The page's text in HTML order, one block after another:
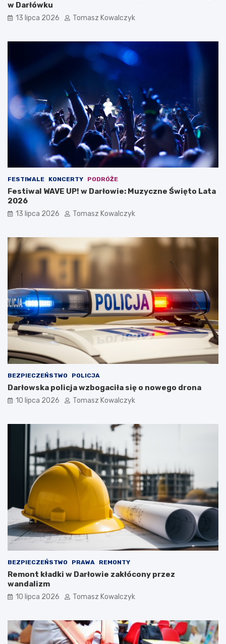
w Darłówku
13 lipca 2026 Tomasz Kowalczyk
FESTIWALE KONCERTY PODRÓŻE
Festiwal WAVE UP! w Darłowie: Muzyczne Święto Lata
2026
13 lipca 2026 Tomasz Kowalczyk
BEZPIECZEŃSTWO POLICJA
Darłowska policja wzbogaciła się o nowego drona
10 lipca 2026 Tomasz Kowalczyk
BEZPIECZEŃSTWO PRAWA REMONTY
Remont kładki w Darłowie zakłócony przez
wandalizm
10 lipca 2026 Tomasz Kowalczyk